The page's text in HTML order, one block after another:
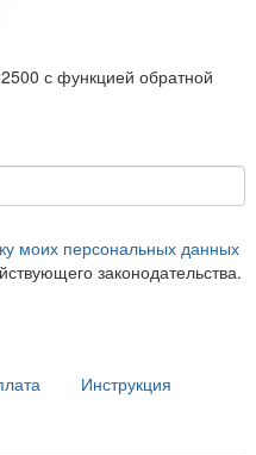
с функцией обратной
моих персональных данных
законодательства.
Инструкция